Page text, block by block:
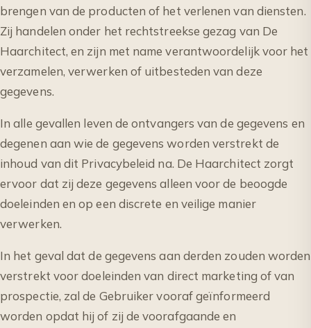
brengen van de producten of het verlenen van diensten.
Zij handelen onder het rechtstreekse gezag van De
Haarchitect, en zijn met name verantwoordelijk voor het
verzamelen, verwerken of uitbesteden van deze
gegevens.
In alle gevallen leven de ontvangers van de gegevens en
degenen aan wie de gegevens worden verstrekt de
inhoud van dit Privacybeleid na. De Haarchitect zorgt
ervoor dat zij deze gegevens alleen voor de beoogde
doeleinden en op een discrete en veilige manier
verwerken.
In het geval dat de gegevens aan derden zouden worden
verstrekt voor doeleinden van direct marketing of van
prospectie, zal de Gebruiker vooraf geïnformeerd
worden opdat hij of zij de voorafgaande en